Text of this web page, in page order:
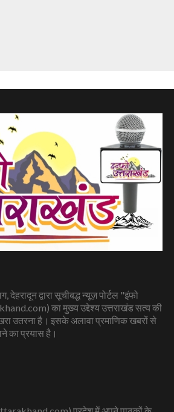
देहरादून द्वारा सूचीबद्ध न्यूज़ पोर्टल "इंफो
का मुख्य उद्देश्य उत्तराखंड सत्य की
उतरना है। इसके अलावा प्रमाणिक खबरों से
का प्रयास है।